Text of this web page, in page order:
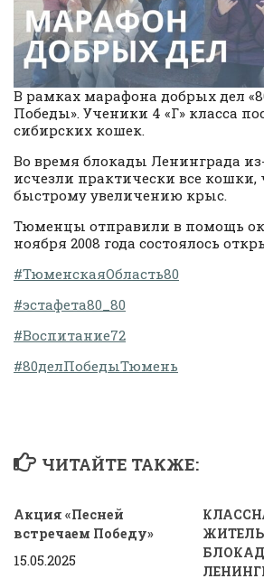
В рамках марафона добрых дел
Победы». Ученики 4 «Г» класса
сибирских кошек.
Во время блокады Ленинграда
исчезли практически все кошки,
быстрому увеличению крыс.
Тюменцы отправили в помощь
ноября 2008 года состоялось
#ТюменскаяОбласть80
#эстафета80_80
#Воспитание72
#80делПобедыТюмень
ЧИТАЙТЕ ТАКЖЕ:
Акция «Песней
встречаем Победу»
15.05.2025